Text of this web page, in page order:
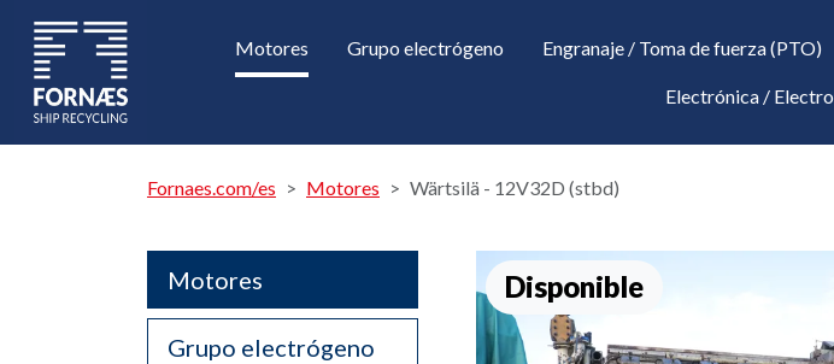
Motores Grupo electrógeno Engranaje / Toma de fuerza (PTO)
Electrónica / Electro
Fornaes.com/es Motores Wärtsilä - 12V32D (stbd)
Motores
Grupo electrógeno
Disponible